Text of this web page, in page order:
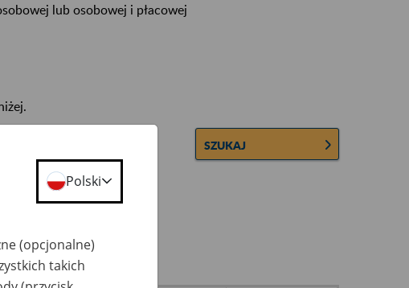
lub osobowej i płacowej
SZUKAJ
Polski
(opcjonalne)
takich